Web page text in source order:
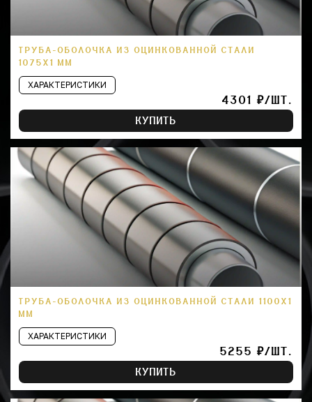
ТРУБА-ОБОЛОЧКА ИЗ ОЦИНКОВАННОЙ СТАЛИ
1075Х1 ММ
ХАРАКТЕРИСТИКИ
4301 ₽/ШТ.
КУПИТЬ
ТРУБА-ОБОЛОЧКА ИЗ ОЦИНКОВАННОЙ СТАЛИ 1100Х1
ММ
ХАРАКТЕРИСТИКИ
5255 ₽/ШТ.
КУПИТЬ